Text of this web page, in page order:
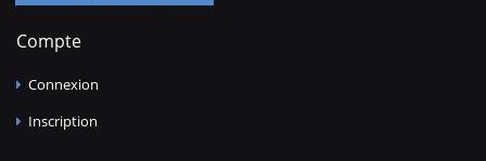
Compte
Connexion
Inscription